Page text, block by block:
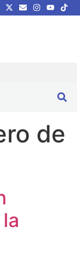
de